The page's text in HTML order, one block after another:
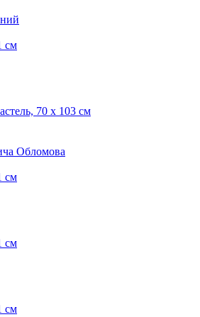
см
70 х 103 см
Обломова
см
см
см